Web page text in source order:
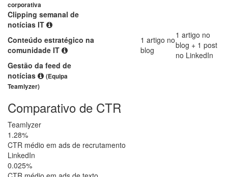
corporativa
Clipping semanal de
notícias IT
Conteúdo estratégico na
comunidade IT
1 artigo no
blog
1 artigo no
blog + 1 post
no LinkedIn
Gestão da feed de
notícias
(Equipa
Teamlyzer)
Comparativo de CTR
Teamlyzer
1.28%
CTR médio em ads de recrutamento
LinkedIn
0.025%